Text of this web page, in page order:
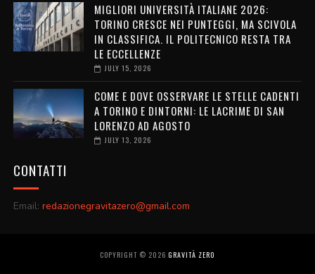
MIGLIORI UNIVERSITÀ ITALIANE 2026:
TORINO CRESCE NEI PUNTEGGI, MA SCIVOLA
IN CLASSIFICA. IL POLITECNICO RESTA TRA
LE ECCELLENZE
JULY 15, 2026
COME E DOVE OSSERVARE LE STELLE CADENTI
A TORINO E DINTORNI: LE LACRIME DI SAN
LORENZO AD AGOSTO
JULY 13, 2026
CONTATTI
Email: redazionegravitazero@gmail.com
COPYRIGHT © 2026GRAVITÀ ZERO